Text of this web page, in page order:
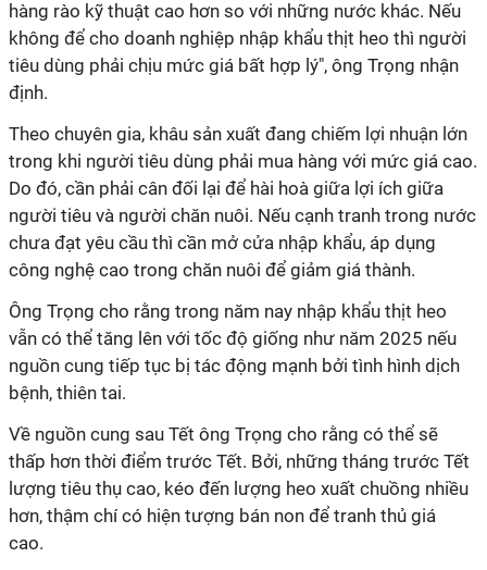
hàng rào kỹ thuật cao hơn so với những nước khác. Nếu
không để cho doanh nghiệp nhập khẩu thịt heo thì người
tiêu dùng phải chịu mức giá bất hợp lý", ông Trọng nhận
định.
Theo chuyên gia, khâu sản xuất đang chiếm lợi nhuận lớn
trong khi người tiêu dùng phải mua hàng với mức giá cao.
Do đó, cần phải cân đối lại để hài hoà giữa lợi ích giữa
người tiêu và người chăn nuôi. Nếu cạnh tranh trong nước
chưa đạt yêu cầu thì cần mở cửa nhập khẩu, áp dụng
công nghệ cao trong chăn nuôi để giảm giá thành.
Ông Trọng cho rằng trong năm nay nhập khẩu thịt heo
vẫn có thể tăng lên với tốc độ giống như năm 2025 nếu
nguồn cung tiếp tục bị tác động mạnh bởi tình hình dịch
bệnh, thiên tai.
Về nguồn cung sau Tết ông Trọng cho rằng có thể sẽ
thấp hơn thời điểm trước Tết. Bởi, những tháng trước Tết
lượng tiêu thụ cao, kéo đến lượng heo xuất chuồng nhiều
hơn, thậm chí có hiện tượng bán non để tranh thủ giá
cao.